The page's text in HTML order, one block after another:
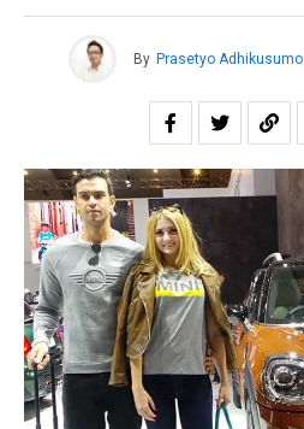
By Prasetyo Adhikusumo